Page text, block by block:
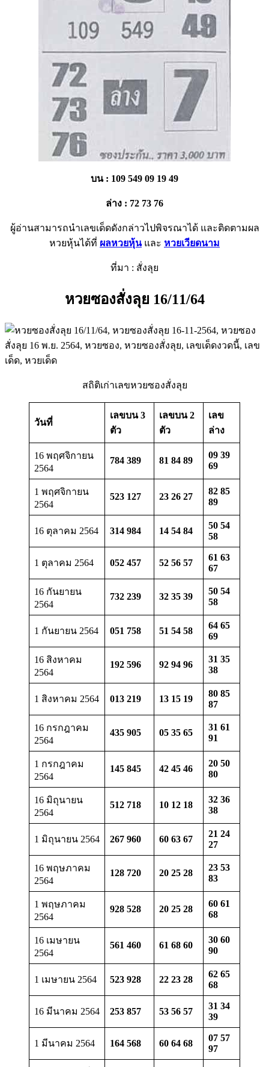
บน : 109 549 09 19 49
ล่าง : 72 73 76
ผู้อ่านสามารถนำเลขเด็ดดังกล่าวไปพิจรณาได้ และติดตามผล
หวยหุ้นได้ที่ ผลหวยหุ้นและ หวยเวียดนาม
ที่มา : สั่งลุย
หวยซองสั่งลุย 16/11/64
สถิติเก่าเลขหวยซองสั่งลุย
วันที่
เลขบน 3
ตัว
เลขบน 2
ตัว
เลข
ล่าง
16 พฤศจิกายน
2564
784 389 81 84 89
09 39
69
1 พฤศจิกายน
2564
523 127 23 26 27
82 85
89
16 ตุลาคม 2564 314 984 14 54 84
50 54
58
1 ตุลาคม 2564 052 457 52 56 57
61 63
67
16 กันยายน
2564
732 239 32 35 39
50 54
58
1 กันยายน 2564 051 758 51 54 58
64 65
69
16 สิงหาคม
2564
192 596 92 94 96
31 35
38
1 สิงหาคม 2564 013 219 13 15 19
80 85
87
16 กรกฎาคม
2564
435 905 05 35 65
31 61
91
1 กรกฎาคม
2564
145 845 42 45 46
20 50
80
16 มิถุนายน
2564
512 718 10 12 18
32 36
38
1 มิถุนายน 2564 267 960 60 63 67
21 24
27
16 พฤษภาคม
2564
128 720 20 25 28
23 53
83
1 พฤษภาคม
2564
928 528 20 25 28
60 61
68
16 เมษายน
2564
561 460 61 68 60
30 60
90
1 เมษายน 2564 523 928 22 23 28
62 65
68
16 มีนาคม 2564 253 857 53 56 57
31 34
39
1 มีนาคม 2564 164 568 60 64 68
07 57
97